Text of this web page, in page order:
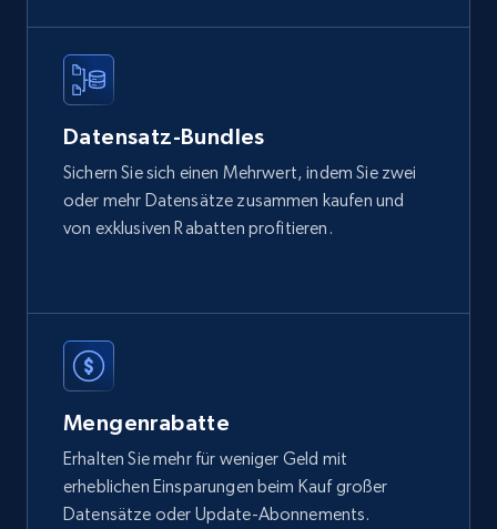
Etsy
URL, Product id, Listing inventory id, Title, Rating,
Reviews count shop, Reviews count item, Initial
price, and more.
1.9K+
Amazon best seller products
Title, Seller name, Brand, Description, Initial
price, Final price, Final price high, Currency, and
Datensatz-Bundles
Sichern Sie sich einen Mehrwert, indem Sie zwei
oder mehr Datensätze zusammen kaufen und
von exklusiven Rabatten profitieren.
Mengenrabatte
Erhalten Sie mehr für weniger Geld mit
erheblichen Einsparungen beim Kauf großer
Datensätze oder Update-Abonnements.